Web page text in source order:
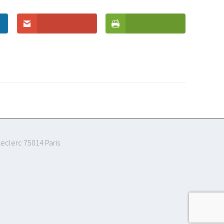
75014 Paris